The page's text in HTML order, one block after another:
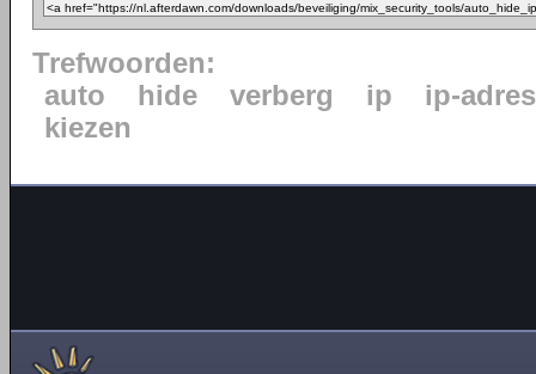
Trefwoorden:
auto
hide verberg ip
ip-adres
kiezen